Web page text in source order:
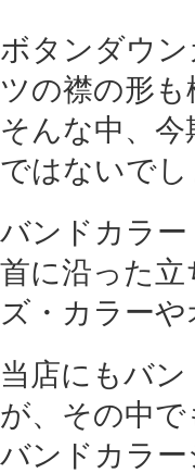
ボタンダウ
ツの襟の形も
そんな中、
ではないでし
バンドカラー
首に沿った
ズ・カラー
当店にもバ
が、その中
バンドカラー